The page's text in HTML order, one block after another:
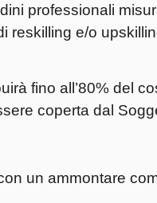
professionali
reskilling e/o
fino all’80% del
coperta dal
un ammontare